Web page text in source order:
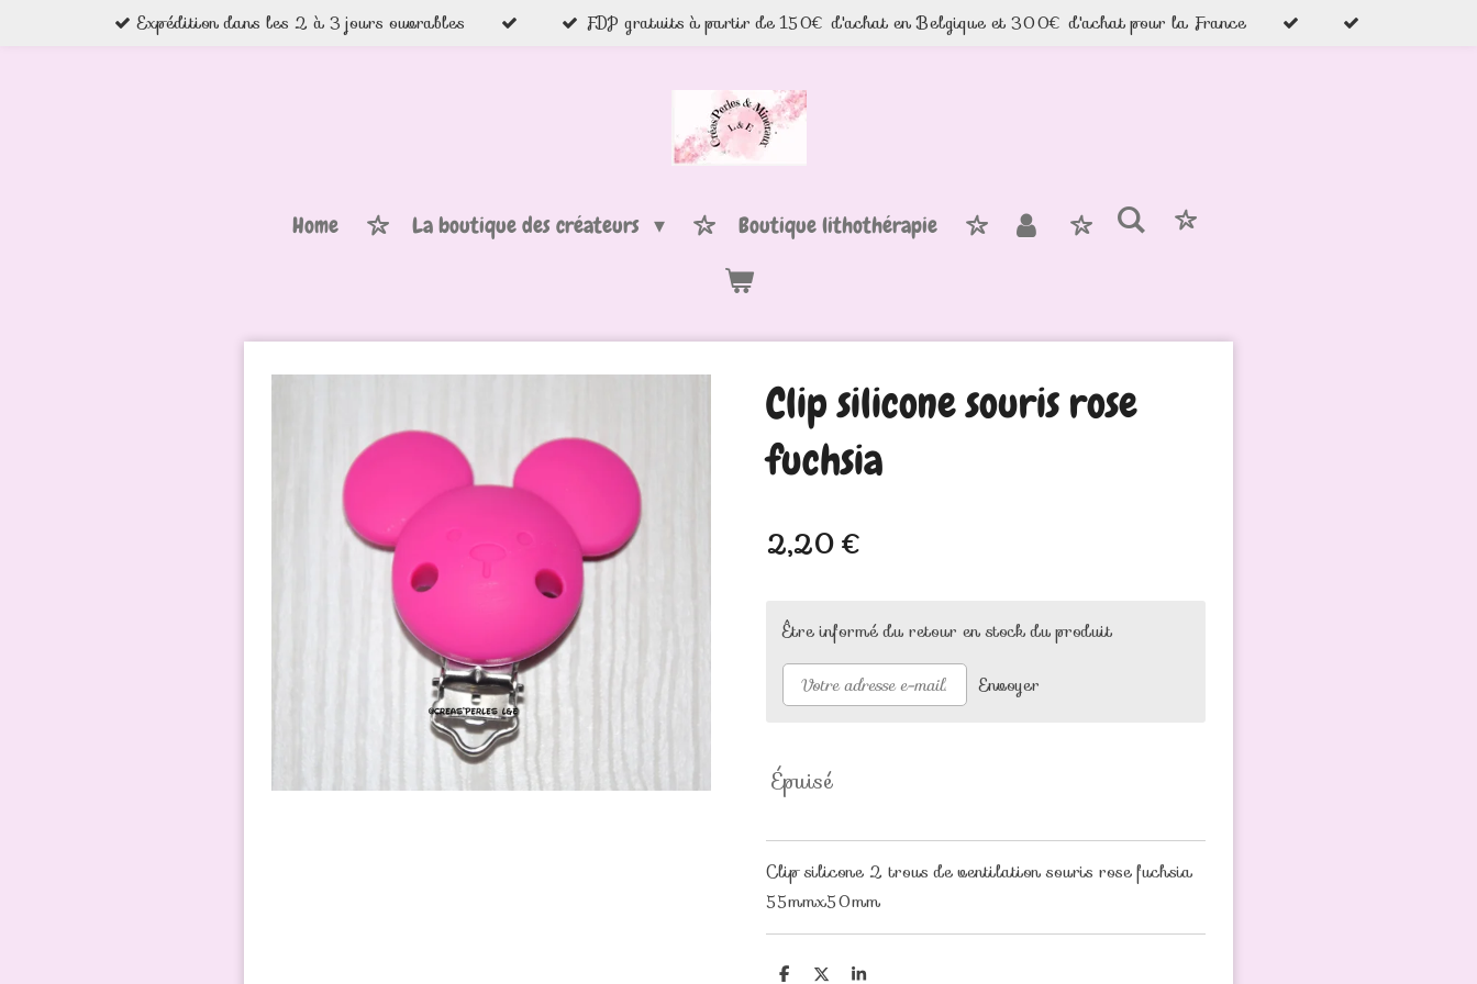
Expédition dans les 2 à 3 jours ouvrables FDP gratuits à partir de 150€ d'achat en Belgique et 300€ d'achat pour la France
Home La boutique des créateurs Boutique lithothérapie
Clip silicone souris rose
fuchsia
2,20 €
Être informé du retour en stock du produit
Envoyer
Épuisé
Clip silicone 2 trous de ventilation souris rose fuchsia
55mmx50mm